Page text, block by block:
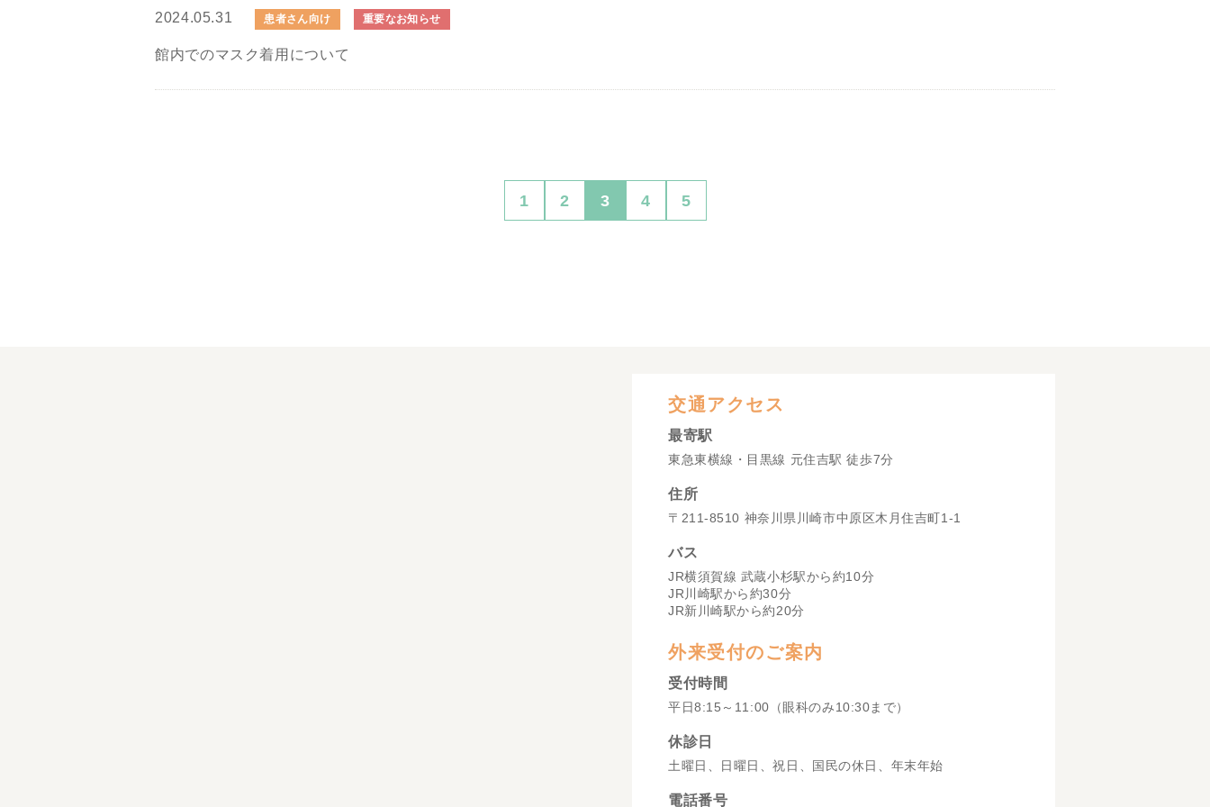
2024.05.31 患者さん向け 重要なお知らせ
館内でのマスク着用について
1 2 3 4 5
交通アクセス
最寄駅
東急東横線・目黒線 元住吉駅 徒歩7分
住所
〒211-8510 神奈川県川崎市中原区木月住吉町1-1
バス
JR横須賀線 武蔵小杉駅から約10分
JR川崎駅から約30分
JR新川崎駅から約20分
外来受付のご案内
受付時間
平日8:15～11:00（眼科のみ10:30まで）
休診日
土曜日、日曜日、祝日、国民の休日、年末年始
電話番号